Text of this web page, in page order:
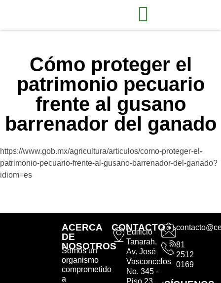
Cómo proteger el
patrimonio pecuario
frente al gusano
barrenador del ganado
https://www.gob.mx/agricultura/articulos/como-proteger-el-
patrimonio-pecuario-frente-al-gusano-barrenador-del-ganado?
idiom=es
ACERCA
DE
NOSOTROS
Somos un
organismo
comprometido
a
CONTACTO
Edificio
Tanarah,
Av. José
Vasconcelos
No. 345 -
81
2512
0169